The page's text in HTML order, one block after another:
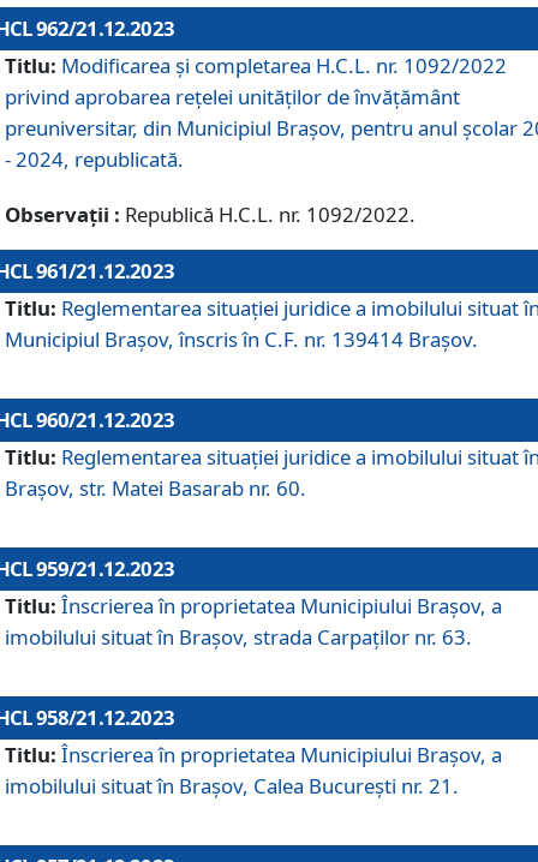
962/21.12.2023
Titlu: Modificarea și completarea H.C.L. nr. 1092/2022
privind aprobarea rețelei unităților de învăţământ
preuniversitar, din Municipiul Braşov, pentru anul școlar
- 2024, republicată.
Observații : Republică H.C.L. nr. 1092/2022.
961/21.12.2023
Titlu: Reglementarea situației juridice a imobilului situat
Municipiul Brașov, înscris în C.F. nr. 139414 Brașov.
960/21.12.2023
Titlu: Reglementarea situației juridice a imobilului situat
Brașov, str. Matei Basarab nr. 60.
959/21.12.2023
Titlu: Înscrierea în proprietatea Municipiului Brașov, a
imobilului situat în Brașov, strada Carpaților nr. 63.
958/21.12.2023
Titlu: Înscrierea în proprietatea Municipiului Brașov, a
imobilului situat în Brașov, Calea București nr. 21.